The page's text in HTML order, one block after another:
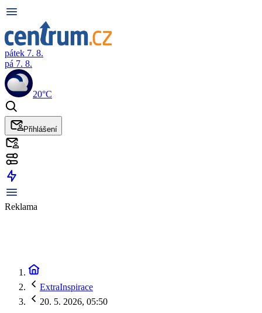
pátek 7. 8.
pá 7. 8.
20°C
Přihlášení
Reklama
ExtraInspirace
20. 5. 2026, 05:50